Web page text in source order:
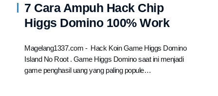
7 Cara Ampuh Hack Chip
Higgs Domino 100% Work
Magelang1337.com - Hack Koin Game Higgs Domino
Island No Root . Game Higgs Domino saat ini menjadi
game penghasil uang yang paling popule…